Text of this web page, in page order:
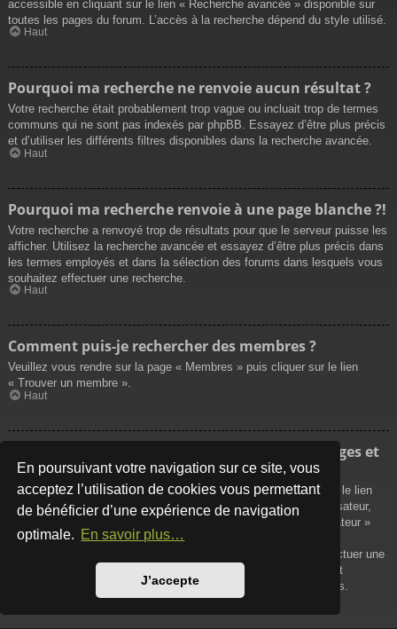
En poursuivant votre navigation sur ce site, vous
acceptez l’utilisation de cookies vous permettant
de bénéficier d’une expérience de navigation
optimale. En savoir plus…
J’accepte
accessible en cliquant sur le lien « Recherche avancée » disponible sur
toutes les pages du forum. L’accès à la recherche dépend du style utilisé.
Haut
Pourquoi ma recherche ne renvoie aucun résultat ?
Votre recherche était probablement trop vague ou incluait trop de termes
communs qui ne sont pas indexés par phpBB. Essayez d’être plus précis
et d’utiliser les différents filtres disponibles dans la recherche avancée.
Haut
Pourquoi ma recherche renvoie à une page blanche ?!
Votre recherche a renvoyé trop de résultats pour que le serveur puisse les
afficher. Utilisez la recherche avancée et essayez d’être plus précis dans
les termes employés et dans la sélection des forums dans lesquels vous
souhaitez effectuer une recherche.
Haut
Comment puis-je rechercher des membres ?
Veuillez vous rendre sur la page « Membres » puis cliquer sur le lien
« Trouver un membre ».
Haut
Comment puis-je retrouver mes propres messages et
sujets ?
Vos propres messages peuvent être affichés soit en cliquant sur le lien
« Afficher vos messages » dans le panneau de contrôle de l’utilisateur,
soit en cliquant sur le lien « Rechercher les messages de l’utilisateur »
sur la page de votre propre profil ou soit en cliquant sur le menu
« Raccourcis » situé sur la partie supérieure du forum. Pour effectuer une
recherche de vos propres sujets, utilisez la recherche avancée et
remplissez convenablement les options qui vous sont disponibles.